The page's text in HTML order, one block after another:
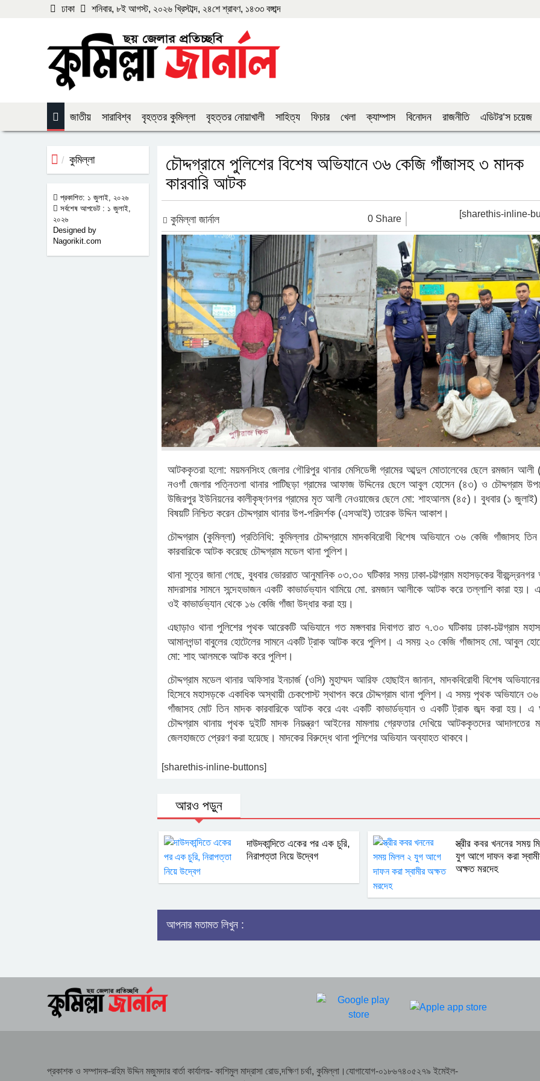
ঢাকা শনিবার, ৮ই আগস্ট, ২০২৬ খ্রিস্টাব্দ, ২৪শে শ্রাবণ, ১৪৩৩ বঙ্গাব্দ
জাতীয় সারাবিশ্ব বৃহত্তর কুমিল্লা বৃহত্তর নোয়াখালী সাহিত্য ফিচার খেলা ক্যাম্পাস বিনোদন রাজনীতি এডিটর’স চয়েজ
কুমিল্লা
প্রকাশিত: ১ জুলাই, ২০২৬
সর্বশেষ আপডেট : ১ জুলাই,
২০২৬
Designed by
Nagorikit.com
চৌদ্দগ্রামে পুলিশের বিশেষ অভিযানে ৩৬ কেজি গাঁজাসহ ৩ মাদক
কারবারি আটক
কুমিল্লা জার্নাল 0 Share [sharethis-inline-
আটককৃতরা হলো: ময়মনসিংহ জেলার গৌরিপুর থানার মেসিডেঙ্গী গ্রামের আব্দুল মোতালেবের ছেলে রমজান
নওগাঁ জেলার পত্নিতলা থানার পাটিছড়া গ্রামের আফাজ উদ্দিনের ছেলে আবুল হোসেন (৪৩) ও চৌদ্দগ্রাম
উজিরপুর ইউনিয়নের কালীকৃষ্ণনগর গ্রামের মৃত আলী নেওয়াজের ছেলে মো: শাহআলম (৪৫)। বুধবার (১ জুলাই)
বিষয়টি নিশ্চিত করেন চৌদ্দগ্রাম থানার উপ-পরিদর্শক (এসআই) তারেক উদ্দিন আকাশ।
চৌদ্দগ্রাম (কুমিল্লা) প্রতিনিধি: কুমিল্লার চৌদ্দগ্রামে মাদকবিরোধী বিশেষ অভিযানে ৩৬ কেজি গাঁজাসহ
কারবারিকে আটক করেছে চৌদ্দগ্রাম মডেল থানা পুলিশ।
থানা সূত্রে জানা গেছে, বুধবার ভোররাত আনুমানিক ০৩.৩০ ঘটিকার সময় ঢাকা-চট্টগ্রাম মহাসড়কের
মাদরাসার সামনে সন্দেহভাজন একটি কাভার্ডভ্যান থামিয়ে মো. রমজান আলীকে আটক করে তল্লাশি কারা হয়।
ওই কাভার্ডভ্যান থেকে ১৬ কেজি গাঁজা উদ্ধার করা হয়।
এছাড়াও থানা পুলিশের পৃথক আরেকটি অভিযানে গত মঙ্গলবার দিবাগত রাত ৭.৩০ ঘটিকায় ঢাকা-চট্টগ্রাম
আমানগন্ডা বাবুলের হোটেলের সামনে একটি ট্রাক আটক করে পুলিশ। এ সময় ২০ কেজি গাঁজাসহ মো. আবুল
মো: শাহ আলমকে আটক করে পুলিশ।
চৌদ্দগ্রাম মডেল থানার অফিসার ইনচার্জ (ওসি) মুহাম্মদ আরিফ হোছাইন জানান, মাদকবিরোধী বিশেষ
হিসেবে মহাসড়কে একাধিক অস্থায়ী চেকপোস্ট স্থাপন করে চৌদ্দগ্রাম থানা পুলিশ। এ সময় পৃথক অভিযানে
গাঁজাসহ মোট তিন মাদক কারবারিকে আটক করে এবং একটি কাভার্ডভ্যান ও একটি ট্রাক জব্দ করা হয়। এ
চৌদ্দগ্রাম থানায় পৃথক দুইটি মাদক নিয়ন্ত্রণ আইনের মামলায় গ্রেফতার দেখিয়ে আটককৃতদের আদালতের
জেলহাজতে প্রেরণ করা হয়েছে। মাদকের বিরুদ্ধে থানা পুলিশের অভিযান অব্যাহত থাকবে।
[sharethis-inline-buttons]
আরও পড়ুন
দাউদকান্দিতে একের পর এক চুরি,
নিরাপত্তা নিয়ে উদ্বেগ
স্ত্রীর কবর খননের সময়
যুগ আগে দাফন করা
অক্ষত মরদেহ
আপনার মতামত লিখুন :
প্রকাশক ও সম্পাদক-রহিম উদ্দিন মজুমদার বার্তা কার্যালয়- কাশিমুল মাদ্রাসা রোড,দক্ষিণ চর্থা, কুমিল্লা।যোগাযোগ-০১৮৬৭৪০৫২৭৯ ইমেইল-